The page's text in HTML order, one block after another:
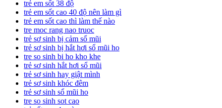
trẻ em sốt 38 độ
trẻ em sốt cao 40 độ nên làm gì
trẻ em sốt cao thì làm thế nào
tre moc rang nao truoc
trẻ sơ sinh bị cảm sổ mũi
trẻ sơ sinh bị hắt hơi sổ mũi ho
tre so sinh bi ho kho khe
trẻ sơ sinh hắt hơi sổ mũi
trẻ sơ sinh hay giật mình
trẻ sơ sinh khóc đêm
trẻ sơ sinh sổ mũi ho
tre so sinh sot cao